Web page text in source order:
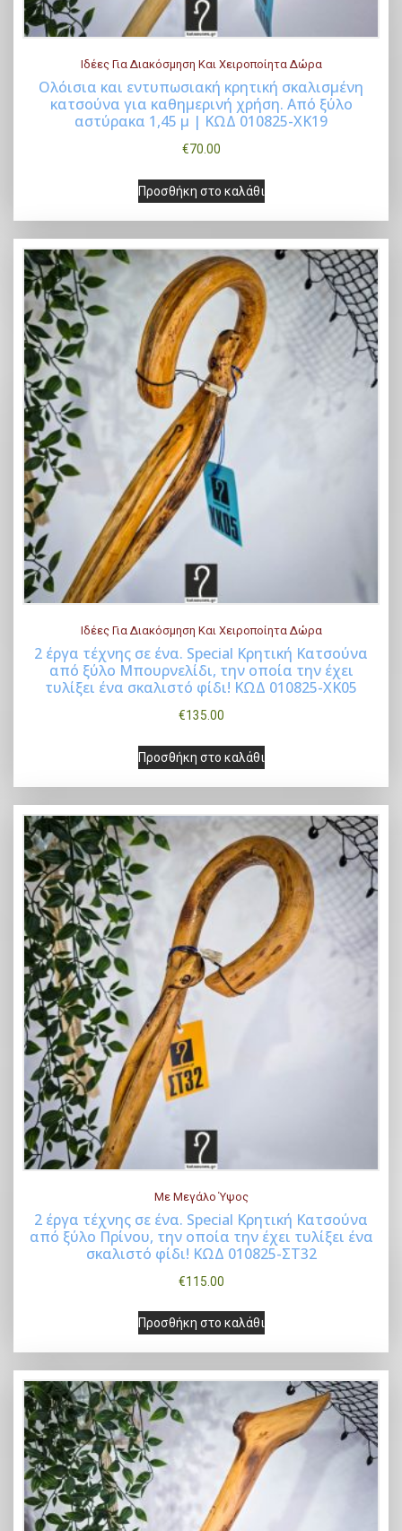
Buy Now
Ιδέες Για Διακόσμηση Και Χειροποίητα Δώρα
Ολόισια και εντυπωσιακή κρητική σκαλισμένη
κατσούνα για καθημερινή χρήση. Από ξύλο
αστύρακα 1,45 μ | ΚΩΔ 010825-ΧΚ19
€70.00
Προσθήκη στο καλάθι
Buy Now
Ιδέες Για Διακόσμηση Και Χειροποίητα Δώρα
2 έργα τέχνης σε ένα. Special Κρητική Κατσούνα
από ξύλο Μπουρνελίδι, την οποία την έχει
τυλίξει ένα σκαλιστό φίδι! ΚΩΔ 010825-ΧΚ05
€135.00
Προσθήκη στο καλάθι
Buy Now
Με Μεγάλο Ύψος
2 έργα τέχνης σε ένα. Special Κρητική Κατσούνα
από ξύλο Πρίνου, την οποία την έχει τυλίξει ένα
σκαλιστό φίδι! ΚΩΔ 010825-ΣΤ32
€115.00
Προσθήκη στο καλάθι